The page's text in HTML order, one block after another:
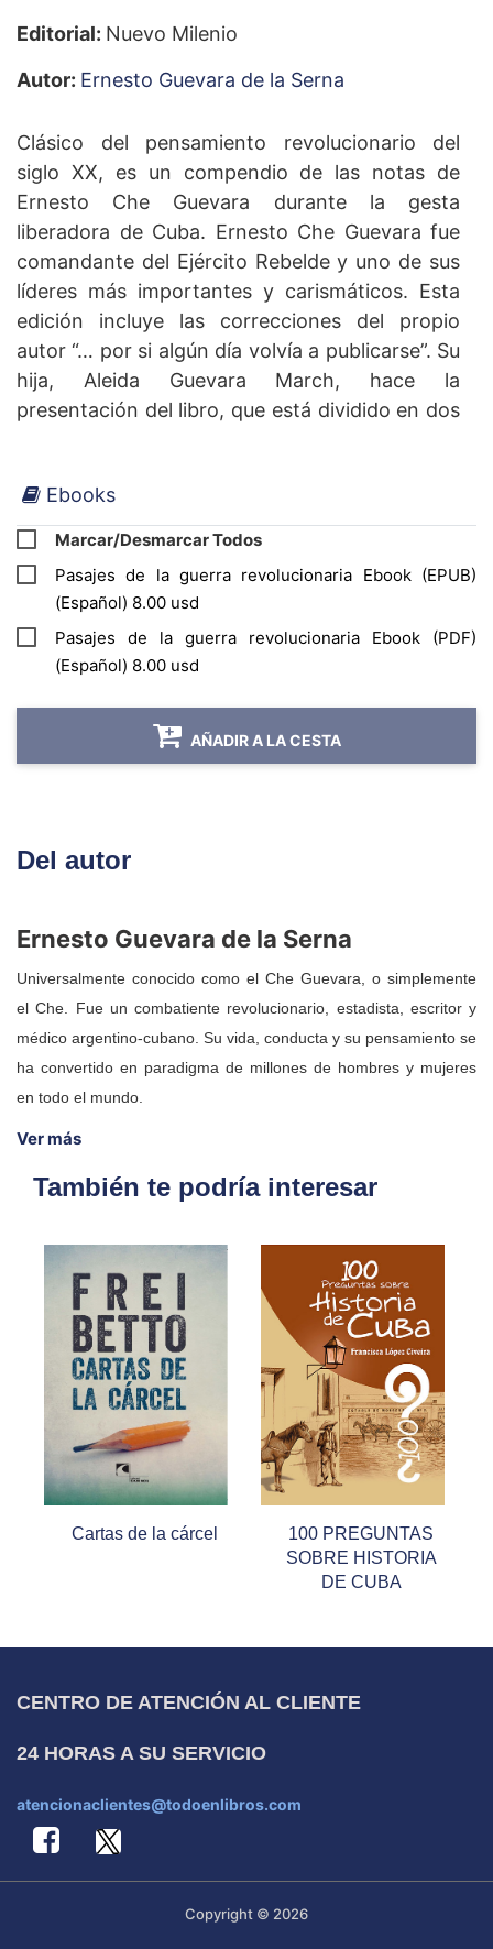
Editorial: Nuevo Milenio
Autor: Ernesto Guevara de la Serna
Clásico del pensamiento revolucionario del
siglo XX, es un compendio de las notas de
Ernesto Che Guevara durante la gesta
liberadora de Cuba. Ernesto Che Guevara fue
comandante del Ejército Rebelde y uno de sus
líderes más importantes y carismáticos. Esta
edición incluye las correcciones del propio
autor “… por si algún día volvía a publicarse”. Su
hija, Aleida Guevara March, hace la
presentación del libro, que está dividido en dos
triunfo revolucionario. Incluye un acápite con
cartas todas de Che. En el apéndice aparece
Castro. Este material se publicó por primera
vez en 1975 y ha tenido tres reimpresiones: en
1985, 1999 y 2002 y una segunda edición
ampliada y corregida en 2009.
Ebooks
Marcar/Desmarcar Todos
Pasajes de la guerra revolucionaria Ebook (EPUB)
(Español) 8.00 usd
Pasajes de la guerra revolucionaria Ebook (PDF)
(Español) 8.00 usd
AÑADIR A LA CESTA
Del autor
Ernesto Guevara de la Serna
Universalmente conocido como el Che Guevara, o simplemente
el Che. Fue un combatiente revolucionario, estadista, escritor y
médico argentino-cubano. Su vida, conducta y su pensamiento se
ha convertido en paradigma de millones de hombres y mujeres
en todo el mundo.
Ver más
También te podría interesar
Cartas de la cárcel
100 PREGUNTAS
SOBRE HISTORIA
DE CUBA
CENTRO DE ATENCIÓN AL CLIENTE
24 HORAS A SU SERVICIO
atencionaclientes@todoenlibros.com
Copyright © 2026